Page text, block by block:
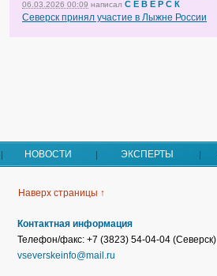
06.03.2026 00:09 написал С Е В Е Р С К
Северск принял участие в Лыжне России
НОВОСТИ ЭКСПЕРТЫ
Наверх страницы ↑
Контактная информация
Телефон/факс: +7 (3823) 54-04-04 (Северск)
vseverskeinfo@mail.ru